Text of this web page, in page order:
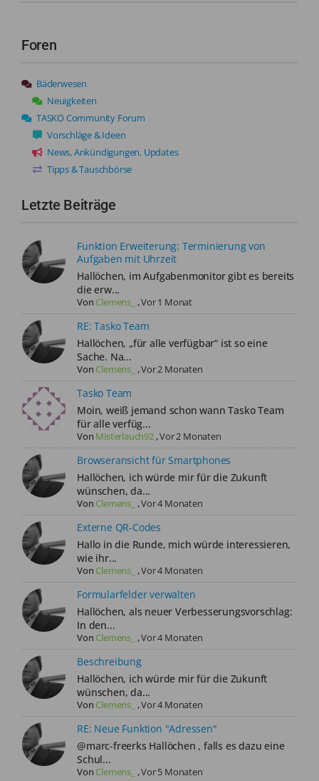
Foren
Bäderwesen
Neuigkeiten
TASKO Community Forum
Vorschläge & Ideen
News, Ankündigungen, Updates
Tipps & Tauschbörse
Letzte Beiträge
Funktion Erweiterung: Terminierung von
Aufgaben mit Uhrzeit
Hallöchen, im Aufgabenmonitor gibt es bereits
die erw...
Von Clemens_ ,Vor 1 Monat
RE: Tasko Team
Hallöchen, „für alle verfügbar“ ist so eine
Sache. Na...
Von Clemens_ ,Vor 2 Monaten
Tasko Team
Moin, weiß jemand schon wann Tasko Team
für alle verfüg...
Von Misterlauch92 ,Vor 2 Monaten
Browseransicht für Smartphones
Hallöchen, ich würde mir für die Zukunft
wünschen, da...
Von Clemens_ ,Vor 4 Monaten
Externe QR-Codes
Hallo in die Runde, mich würde interessieren,
wie ihr...
Von Clemens_ ,Vor 4 Monaten
Formularfelder verwalten
Hallöchen, als neuer Verbesserungsvorschlag:
In den...
Von Clemens_ ,Vor 4 Monaten
Beschreibung
Hallöchen, ich würde mir für die Zukunft
wünschen, da...
Von Clemens_ ,Vor 4 Monaten
RE: Neue Funktion "Adressen"
@marc-freerks Hallöchen , falls es dazu eine
Schul...
Von Clemens_ ,Vor 5 Monaten